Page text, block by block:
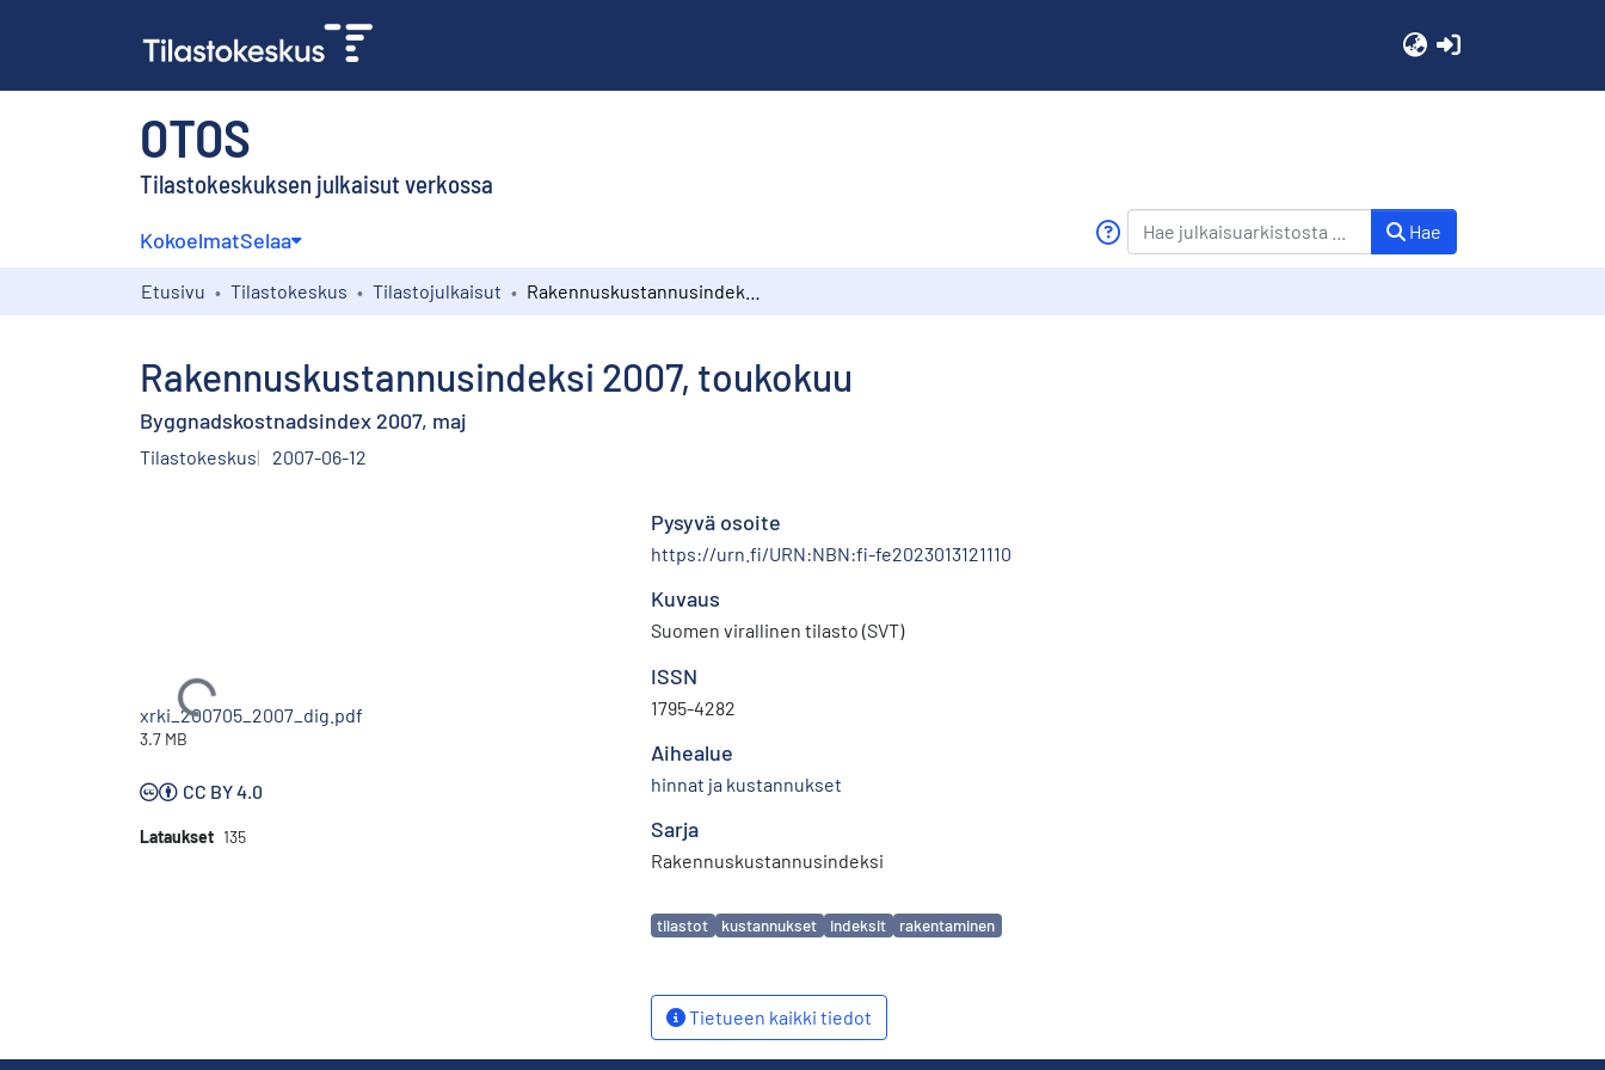
OTOS
Tilastokeskuksen julkaisut verkossa
KokoelmatSelaa Hae
Etusivu Tilastokeskus Tilastojulkaisut
Rakennuskustannusindeksi 2007, toukokuu
Byggnadskostnadsindex 2007, maj
Tilastokeskus 2007-06-12
Ladataan...
xrki_200705_2007_dig.pdf
3.7 MB
CC BY 4.0
Lataukset 135
Pysyvä osoite
https://urn.fi/URN:NBN:fi-fe2023013121110
Kuvaus
Suomen virallinen tilasto (SVT)
ISSN
1795-4282
Aihealue
hinnat ja kustannukset
Sarja
Rakennuskustannusindeksi
Avainsanat
tilastot kustannukset indeksit rakentaminen
Tietueen kaikki tiedot